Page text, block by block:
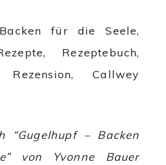
“Gugelhupf – Backen
von Yvonne Bauer